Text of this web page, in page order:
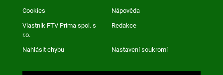
Cookies Nápověda
Vlastník FTV Prima spol. s
r.o.
Redakce
Nahlásit chybu Nastavení soukromí